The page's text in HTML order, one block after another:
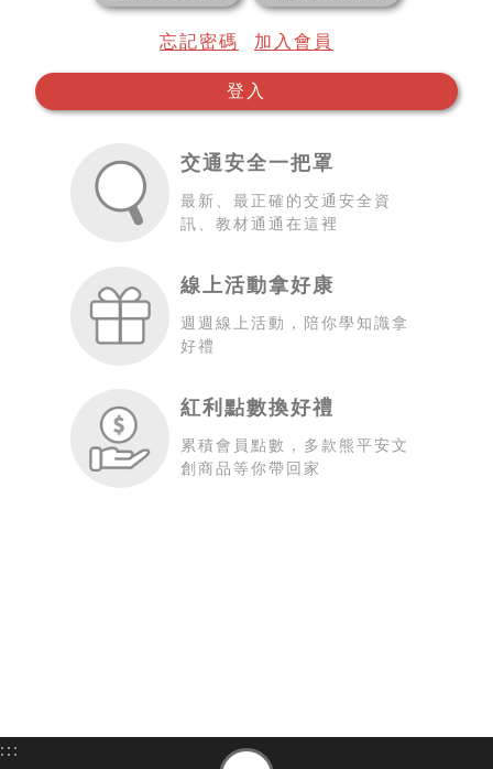
交通安全一把罩
最新、最正確的交通安全資
訊、教材通通在這裡
線上活動拿好康
週週線上活動，陪你學知識拿
好禮
紅利點數換好禮
累積會員點數，多款熊平安文
創商品等你帶回家
忘記密碼 加入會員
登入
:::